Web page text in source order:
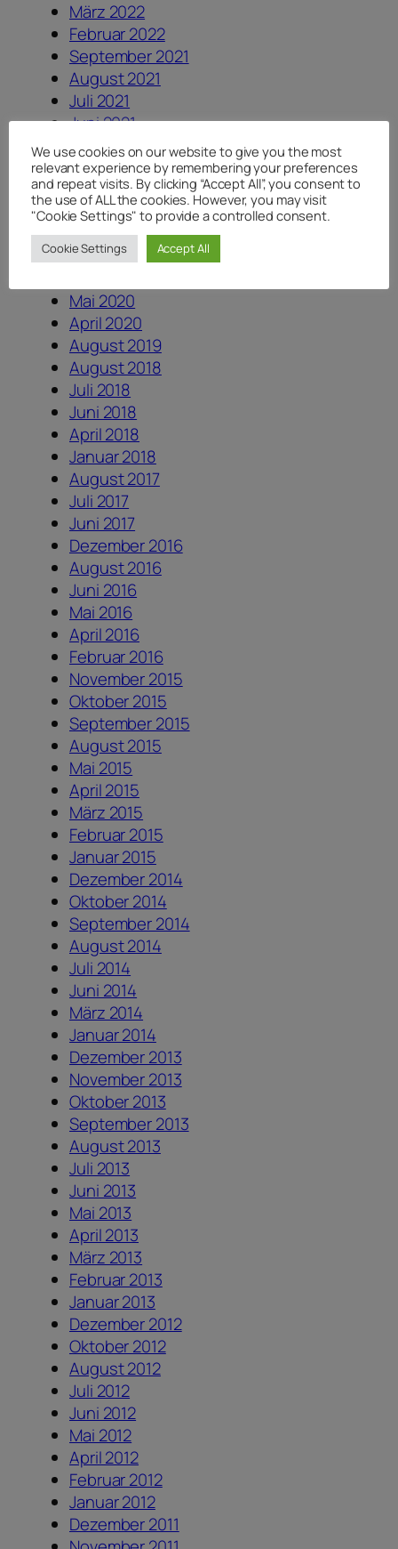
März 2022
Februar 2022
September 2021
August 2021
Juli 2021
Juni 2021
Mai 2021
März 2021
Februar 2021
Oktober 2020
September 2020
Juli 2020
Mai 2020
April 2020
August 2019
August 2018
Juli 2018
Juni 2018
April 2018
Januar 2018
August 2017
Juli 2017
Juni 2017
Dezember 2016
August 2016
Juni 2016
Mai 2016
April 2016
Februar 2016
November 2015
Oktober 2015
September 2015
August 2015
Mai 2015
April 2015
März 2015
Februar 2015
Januar 2015
Dezember 2014
Oktober 2014
September 2014
August 2014
Juli 2014
Juni 2014
März 2014
Januar 2014
Dezember 2013
November 2013
Oktober 2013
September 2013
August 2013
Juli 2013
Juni 2013
Mai 2013
April 2013
März 2013
Februar 2013
Januar 2013
Dezember 2012
Oktober 2012
August 2012
Juli 2012
Juni 2012
Mai 2012
April 2012
Februar 2012
Januar 2012
Dezember 2011
We use cookies on our website to give you the most
relevant experience by remembering your preferences
and repeat visits. By clicking “Accept All”, you consent to
the use of ALL the cookies. However, you may visit
"Cookie Settings" to provide a controlled consent.
Cookie Settings Accept All